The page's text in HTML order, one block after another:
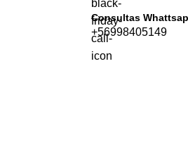
Consultas
+56998405149